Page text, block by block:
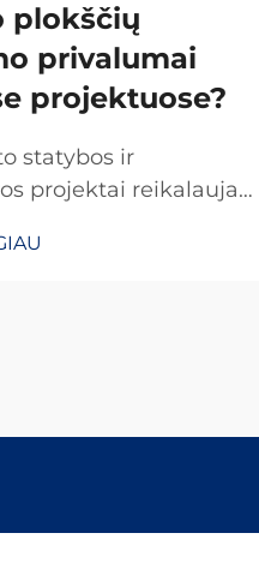
plokščių
privalumai
projektuose?
statybos ir
projektai reikalauja
etape. Tarp